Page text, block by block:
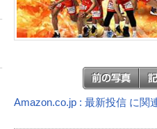
Amazon.co.jp : 最新投信 に関